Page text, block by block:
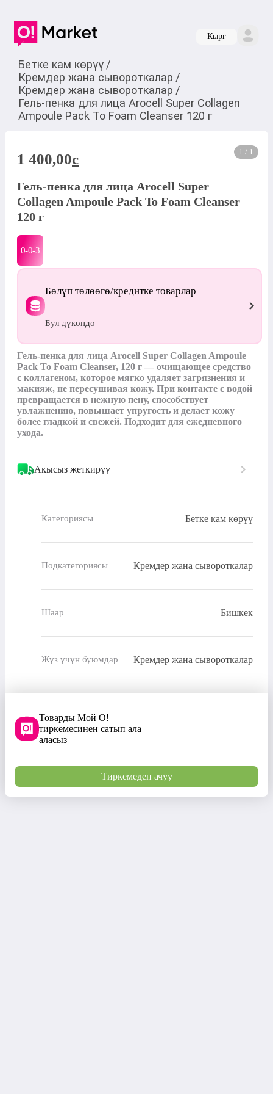
Кырг
Бетке кам көрүү /
Кремдер жана сывороткалар /
Кремдер жана сывороткалар /
Гель-пенка для лица Arocell Super Collagen
Ampoule Pack To Foam Cleanser 120 г
1 / 1
1 400,00c
Гель-пенка для лица Arocell Super
Collagen Ampoule Pack To Foam Cleanser
120 г
0-0-3
Бөлүп төлөөгө/кредитке товарлар
Бул дүкөндө
Гель-пенка для лица Arocell Super Collagen Ampoule
Pack To Foam Cleanser, 120 г — очищающее средство
с коллагеном, которое мягко удаляет загрязнения и
макияж, не пересушивая кожу. При контакте с водой
превращается в нежную пену, способствует
увлажнению, повышает упругость и делает кожу
более гладкой и свежей. Подходит для ежедневного
ухода.
Акысыз жеткирүү
Категориясы Бетке кам көрүү
Подкатегориясы Кремдер жана сывороткалар
Шаар Бишкек
Жүз үчүн буюмдар Кремдер жана сывороткалар
Товарды Мой О!
тиркемесинен сатып ала
аласыз
Тиркемеден ачуу